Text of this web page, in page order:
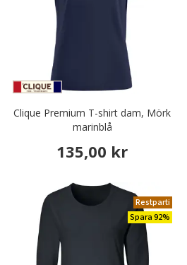
Clique Premium T-shirt dam, Mörk
marinblå
135,00 kr
Restparti
Spara 92%